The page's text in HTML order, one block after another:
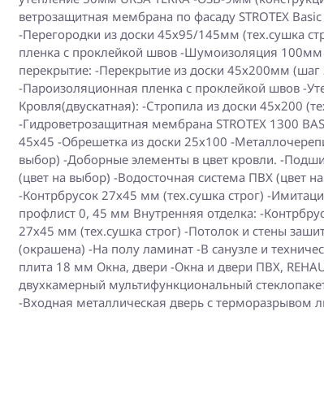
ветрозащитная мембрана по фасаду STROTEX
-Перегородки из доски 45х95/145мм (тех.сушка
пленка с проклейкой швов -Шумоизоляция 100мм
перекрытие: -Перекрытие из доски 45х200мм
-Пароизоляционная пленка с проклейкой швов -
Кровля(двускатная): -Стропила из доски 45х200
-Гидроветрозащитная мембрана STROTEX 1300
45х45 -Обрешетка из доски 25х100 -
выбор) -Доборные элементы в цвет кровли. -
(цвет на выбор) -Водосточная система ПВХ (цвет
-Контрбрусок 27х45 мм (тех.сушка строг) -
профлист 0, 45 мм Внутренняя отделка: -
27х45 мм (тех.сушка строг) -Потолок и стены
(окрашена) -На полу ламинат -В санузле и
плита 18 мм Окна, двери -Окна и двери ПВХ,
двухкамерный мультифункциональный
-Входная металлическая дверь с терморазрывом